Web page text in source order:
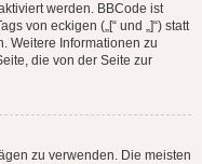
werden. BBCode ist
von eckigen („[“ und „]“) statt
Weitere Informationen zu
die von der Seite zur
zu verwenden. Die meisten